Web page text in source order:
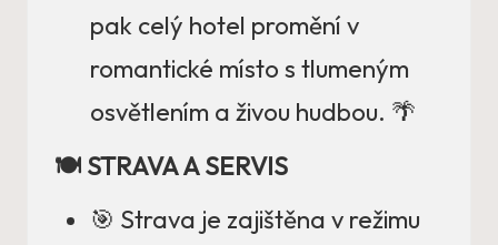
pak celý hotel promění v
romantické místo s tlumeným
osvětlením a živou hudbou. 🌴
🍽️ STRAVA A SERVIS
🎯 Strava je zajištěna v režimu